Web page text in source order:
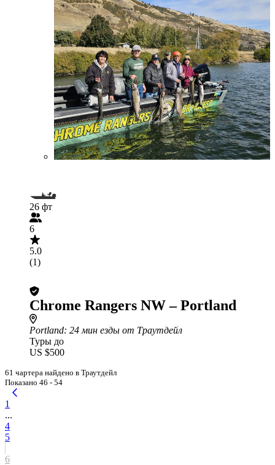
26 фт
6
5.0
(1)
Chrome Rangers NW – Portland
Portland: 24 мин езды от Траутдейл
Туры до
US $500
61 чартера найдено в Траутдейл
Показано 46 - 54
1
...
4
5
6